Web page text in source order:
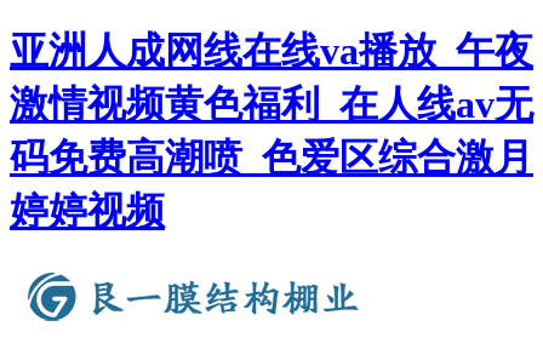
亚洲人成网线在线va播放_午夜
激情视频黄色福利_在人线av无
码免费高潮喷_色爱区综合激月
婷婷视频